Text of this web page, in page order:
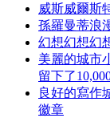
威斯威爾斯
孫羅曼蒂浪
幻想幻想幻
美麗的城市
留下了
良好的寫作
徽章